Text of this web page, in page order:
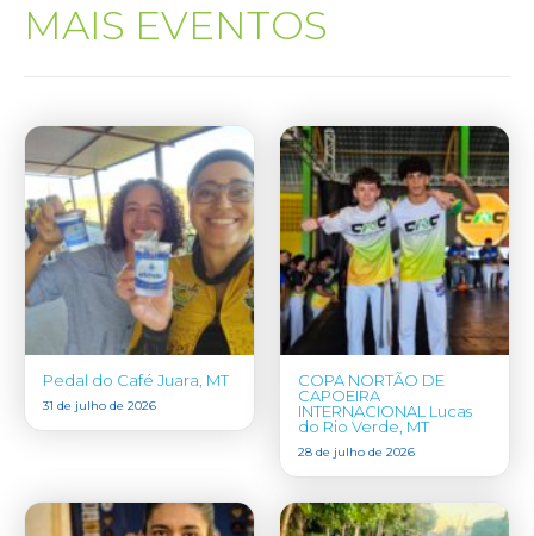
MAIS EVENTOS
Pedal do Café Juara, MT
31 de julho de 2026
COPA NORTÃO DE
CAPOEIRA
INTERNACIONAL Lucas
do Rio Verde, MT
28 de julho de 2026